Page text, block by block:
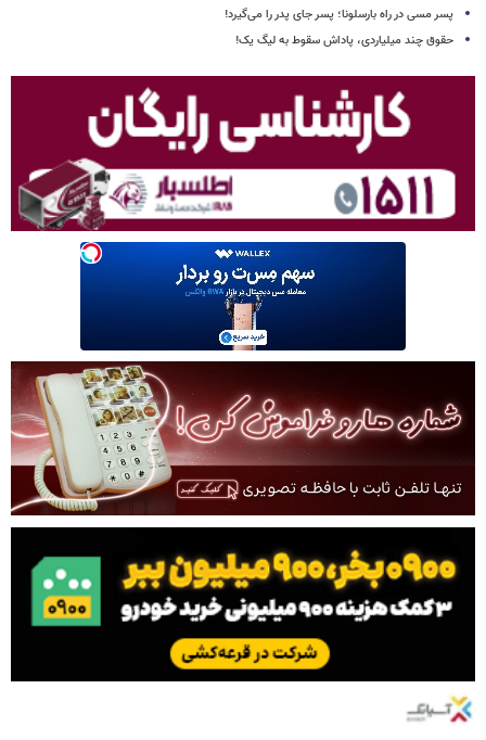
پسر مسی در راه بارسلونا؛ پسر جای پدر را می‌گیرد!
حقوق چند میلیاردی، پاداش سقوط به لیگ یک!